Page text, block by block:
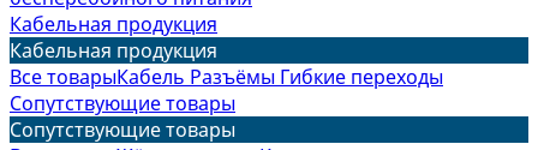
Кабельная продукция
Кабельная продукция
Все товарыКабель Разъёмы Гибкие переходы
Сопутствующие товары
Сопутствующие товары